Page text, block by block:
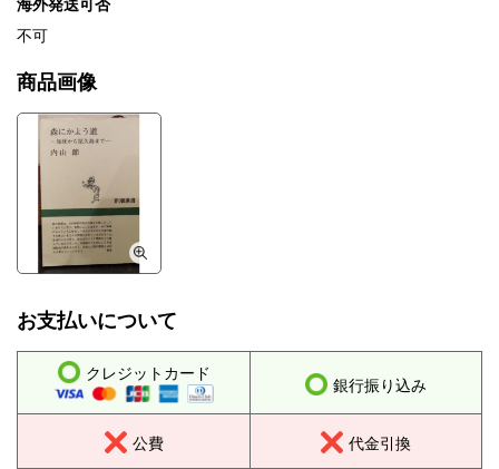
海外発送可否
不可
商品画像
お支払いについて
クレジットカード
銀行振り込み
公費 代金引換